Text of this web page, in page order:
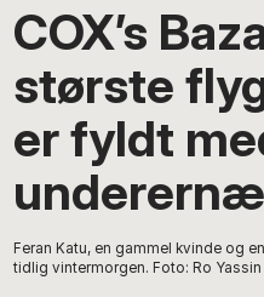
COX’s
største
er fyldt
Feran Katu, en gammel kvinde og
tidlig vintermorgen. Foto: Ro